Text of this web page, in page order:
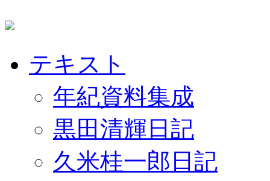
テキスト
年紀資料集成
黒田清輝日記
久米桂一郎日記